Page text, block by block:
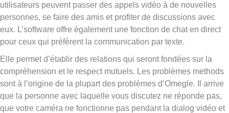
utilisateurs peuvent passer des appels vidéo à de nouvelles
personnes, se faire des amis et profiter de discussions avec
eux. L’software offre également une fonction de chat en direct
pour ceux qui préfèrent la communication par texte.
Elle permet d’établir des relations qui seront fondées sur la
compréhension et le respect mutuels. Les problèmes methods
sont à l’origine de la plupart des problèmes d’Omegle. Il arrive
que la personne avec laquelle vous discutez ne réponde pas,
que votre caméra ne fonctionne pas pendant la dialog vidéo et